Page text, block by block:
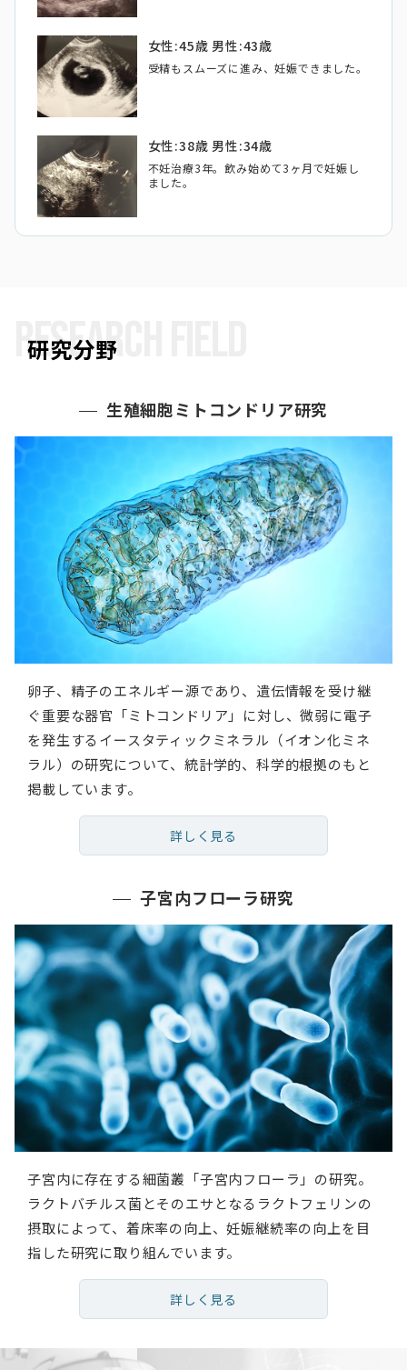
女性:45歳 男性:43歳
受精もスムーズに進み、妊娠できました。
女性:38歳 男性:34歳
不妊治療3年。飲み始めて3ヶ月で妊娠し
ました。
RESEARCH FIELD
研究分野
生殖細胞ミトコンドリア研究
卵子、精子のエネルギー源であり、遺伝情報を受け継
ぐ重要な器官「ミトコンドリア」に対し、微弱に電子
を発生するイースタティックミネラル（イオン化ミネ
ラル）の研究について、統計学的、科学的根拠のもと
掲載しています。
詳しく見る
子宮内フローラ研究
子宮内に存在する細菌叢「子宮内フローラ」の研究。
ラクトバチルス菌とそのエサとなるラクトフェリンの
摂取によって、着床率の向上、妊娠継続率の向上を目
指した研究に取り組んでいます。
詳しく見る